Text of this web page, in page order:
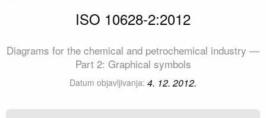
ISO 10628-2:2012
Diagrams for the chemical and petrochemical industry —
Part 2: Graphical symbols
Datum objavljivanja: 4. 12. 2012.